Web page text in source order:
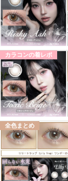
カラコンの着レポ
全色まとめ